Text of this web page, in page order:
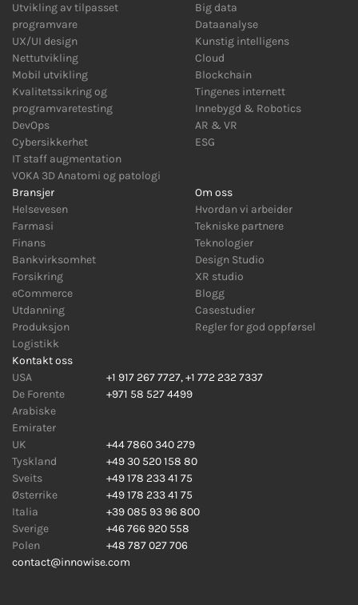
Utvikling av tilpasset
programvare
UX/UI design
Nettutvikling
Mobil utvikling
Kvalitetssikring og
programvaretesting
DevOps
Cybersikkerhet
IT staff augmentation
VOKA 3D Anatomi og patologi
Big data
Dataanalyse
Kunstig intelligens
Cloud
Blockchain
Tingenes internett
Innebygd & Robotics
AR & VR
ESG
Bransjer
Helsevesen
Farmasi
Finans
Bankvirksomhet
Forsikring
eCommerce
Utdanning
Produksjon
Logistikk
Om oss
Hvordan vi arbeider
Tekniske partnere
Teknologier
Design Studio
XR studio
Blogg
Casestudier
Regler for god oppførsel
Kontakt oss
USA
+1 917 267 7727,+1 772 232 7337
De Forente
Arabiske
Emirater
+971 58 527 4499
UK
+44 7860 340 279
Tyskland
+49 30 520 158 80
Sveits
+49 178 233 41 75
Østerrike
+49 178 233 41 75
Italia
+39 085 93 96 800
Sverige
+46 766 920 558
Polen
+48 787 027 706
contact@innowise.com